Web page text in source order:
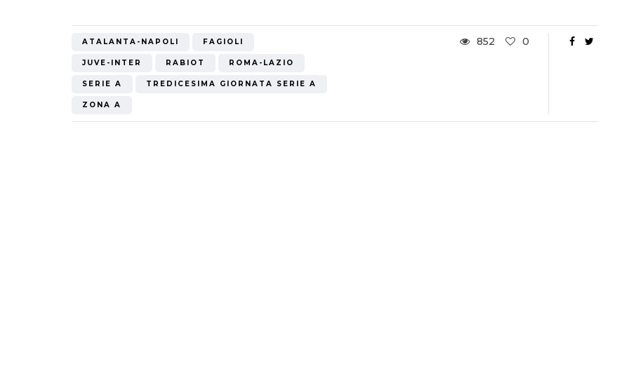
ATALANTA-NAPOLI FAGIOLI
JUVE-INTER RABIOT ROMA-LAZIO
SERIE A TREDICESIMA GIORNATA SERIE A
ZONA A
852 0